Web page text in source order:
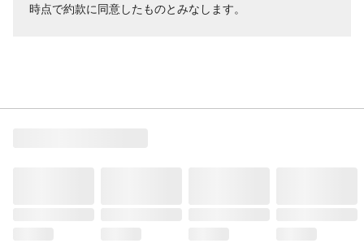
時点で約款に同意したものとみなします。